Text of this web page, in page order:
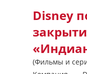
Disney
(Фильмы и